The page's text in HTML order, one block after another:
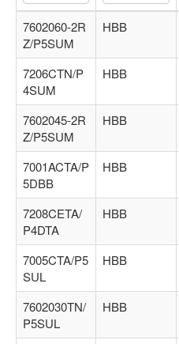
7602060-2R
Z/P5SUM
HBB
7206CTN/P
4SUM
HBB
7602045-2R
Z/P5SUM
HBB
7001ACTA/P
5DBB
HBB
7208CETA/
P4DTA
HBB
7005CTA/P5
SUL
HBB
7602030TN/
P5SUL
HBB